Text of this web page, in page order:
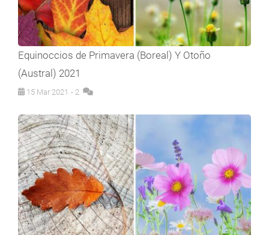
Equinoccios de Primavera (Boreal) Y Otoño
(Austral) 2021
15 Mar 2021 - 2